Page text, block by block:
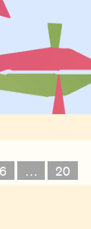
6 … 20